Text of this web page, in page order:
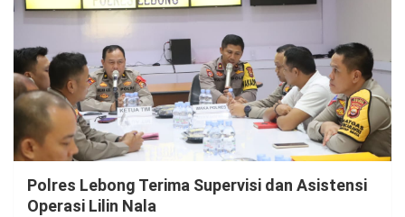
Polres Lebong Terima Supervisi dan Asistensi
Operasi Lilin Nala